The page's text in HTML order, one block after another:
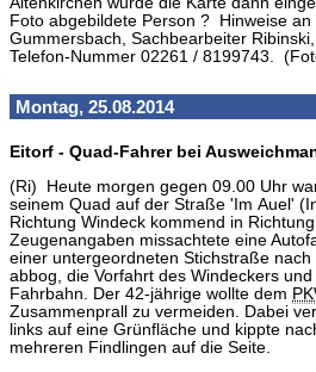
Foto abgebildete Person ? Hinweise
Gummersbach, Sachbearbeiter
Telefon-Nummer 02261 / 8199743.
Montag, 25.08.2014
Eitorf - Quad-Fahrer bei
(Ri) Heute morgen gegen 09.00 Uhr
seinem Quad auf der Straße 'Im Auel'
Richtung Windeck kommend in
Zeugenangaben missachtete eine
einer untergeordneten Stichstraße
abbog, die Vorfahrt des Windeckers
Fahrbahn. Der 42-jährige wollte dem
Zusammenprall zu vermeiden. Dabei
links auf eine Grünfläche und kippte
mehreren Findlingen auf die Seite.